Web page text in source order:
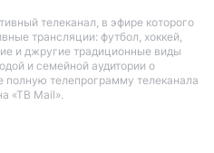
телеканал, в эфире которого
трансляции: футбол, хоккей,
и джругие традиционные виды
и семейной аудитории о
полную телепрограмму телеканала
«ТВ Mail».